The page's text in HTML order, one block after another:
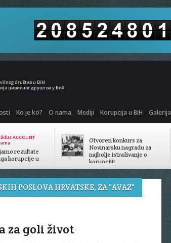
Ko je ko? O nama Mediji Korupcija u BiH Galerija
ACCOUNT
rezultate
korupcije u
Otvoren konkurs za
Novinarsku nagradu za
najbolje istraživanje o
korupciji!
POSLOVA HRVATSKE, ZA "AVAZ"
za goli život